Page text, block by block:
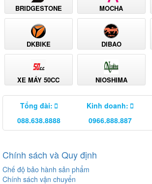
BRIDGESTONE MOCHA
DKBIKE DIBAO
XE MÁY 50CC NIOSHIMA
Tổng đài:
088.638.8888
Kinh doanh:
0966.888.887
Chính sách và Quy định
Chế độ bảo hành sản phẩm
Chính sách vận chuyển